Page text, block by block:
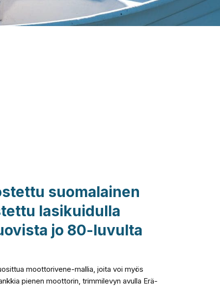
suomalainen
lasikuidulla
jo 80-luvulta
moottorivene-mallia, joita voi myös
pienen moottorin, trimmilevyn avulla Erä-